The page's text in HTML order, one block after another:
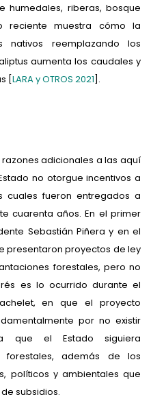
humedales, riberas, bosque
reciente muestra cómo la
nativos reemplazando los
aumenta los caudales y
[LARA y OTROS 2021].
adicionales a las aquí
no otorgue incentivos a
cuales fueron entregados a
cuarenta años. En el primer
Sebastián Piñera y en el
presentaron proyectos de ley
forestales, pero no
es lo ocurrido durante el
en que el proyecto
por no existir
que el Estado siguiera
forestales, además de los
políticos y ambientales que
subsidios.